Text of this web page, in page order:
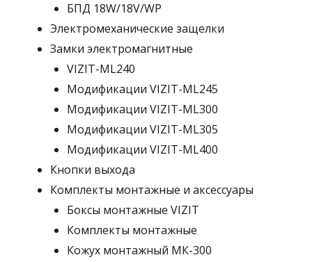
БПД 18W/18V/WP
Электромеханические защелки
Замки электромагнитные
VIZIT-ML240
Модификации VIZIT-ML245
Модификации VIZIT-ML300
Модификации VIZIT-ML305
Модификации VIZIT-ML400
Кнопки выхода
Комплекты монтажные и аксессуары
Боксы монтажные VIZIT
Комплекты монтажные
Кожух монтажный МК-300